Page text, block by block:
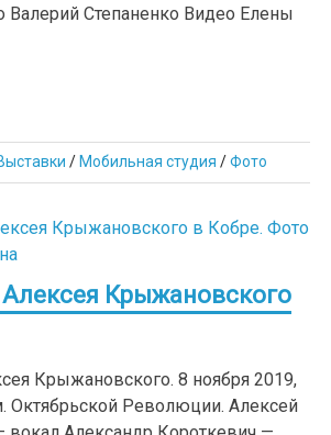
Валерий Степаненко Видео Елены
/ Мобильная студия /Фото
Алексея Крыжановского
Крыжановского. 8 ноября 2019,
Октябрьской Революции. Алексей